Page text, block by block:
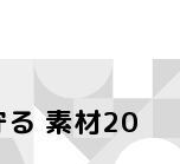
る 素材20